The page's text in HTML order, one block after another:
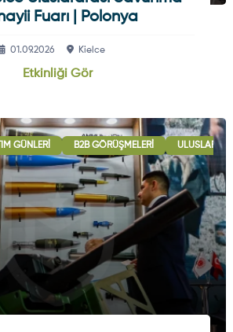
Fuarı | Polonya
01.09.2026 Kielce
Etkinliği Gör
GÜNLERI B2B GÖRÜŞMELERI